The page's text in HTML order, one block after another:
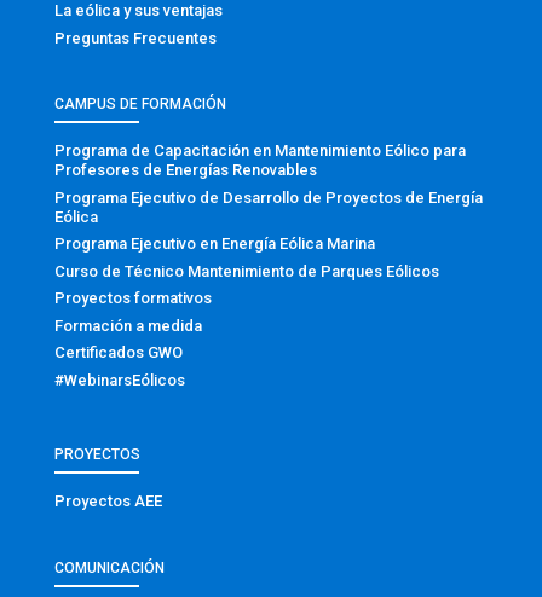
La eólica y sus ventajas
Preguntas Frecuentes
CAMPUS DE FORMACIÓN
Programa de Capacitación en Mantenimiento Eólico para
Profesores de Energías Renovables
Programa Ejecutivo de Desarrollo de Proyectos de Energía
Eólica
Programa Ejecutivo en Energía Eólica Marina
Curso de Técnico Mantenimiento de Parques Eólicos
Proyectos formativos
Formación a medida
Certificados GWO
#WebinarsEólicos
PROYECTOS
Proyectos AEE
COMUNICACIÓN